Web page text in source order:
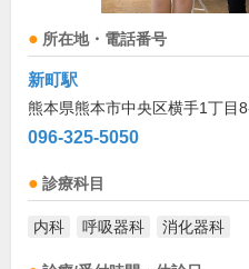
所在地・電話番号
新町駅
熊本県熊本市中央区横手1丁目
096-325-5050
診療科目
内科 呼吸器科 消化器科